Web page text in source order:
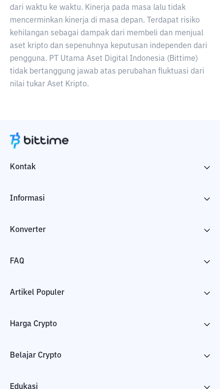
dari waktu ke waktu. Kinerja pada masa lalu tidak
mencerminkan kinerja di masa depan. Terdapat risiko
kehilangan sebagai dampak dari membeli dan menjual
aset kripto dan sepenuhnya keputusan independen dari
pengguna. PT Utama Aset Digital Indonesia (Bittime)
tidak bertanggung jawab atas perubahan fluktuasi dari
nilai tukar Aset Kripto.
Kontak
Informasi
Konverter
FAQ
Artikel Populer
Harga Crypto
Belajar Crypto
Edukasi